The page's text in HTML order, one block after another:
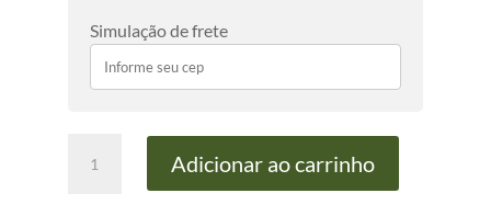
Simulação de frete
Quinta
Adicionar ao carrinho